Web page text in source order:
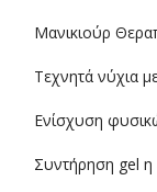
Μανικιούρ
Τεχνητά νύχια
Ενίσχυση
Συντήρηση gel η